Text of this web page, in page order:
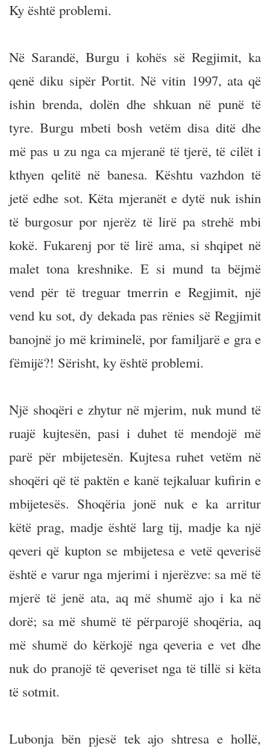
Ky është problemi.
Në Sarandë, Burgu i kohës së Regjimit, ka
qenë diku sipër Portit. Në vitin 1997, ata që
ishin brenda, dolën dhe shkuan në punë të
tyre. Burgu mbeti bosh vetëm disa ditë dhe
më pas u zu nga ca mjeranë të tjerë, të cilët i
kthyen qelitë në banesa. Kështu vazhdon të
jetë edhe sot. Këta mjeranët e dytë nuk ishin
të burgosur por njerëz të lirë pa strehë mbi
kokë. Fukarenj por të lirë ama, si shqipet në
malet tona kreshnike. E si mund ta bëjmë
vend për të treguar tmerrin e Regjimit, një
vend ku sot, dy dekada pas rënies së Regjimit
banojnë jo më kriminelë, por familjarë e gra e
fëmijë?! Sërisht, ky është problemi.
Një shoqëri e zhytur në mjerim, nuk mund të
ruajë kujtesën, pasi i duhet të mendojë më
parë për mbijetesën. Kujtesa ruhet vetëm në
shoqëri që të paktën e kanë tejkaluar kufirin e
mbijetesës. Shoqëria jonë nuk e ka arritur
këtë prag, madje është larg tij, madje ka një
qeveri që kupton se mbijetesa e vetë qeverisë
është e varur nga mjerimi i njerëzve: sa më të
mjerë të jenë ata, aq më shumë ajo i ka në
dorë; sa më shumë të përparojë shoqëria, aq
më shumë do kërkojë nga qeveria e vet dhe
nuk do pranojë të qeveriset nga të tillë si këta
të sotmit.
Lubonja bën pjesë tek ajo shtresa e hollë,